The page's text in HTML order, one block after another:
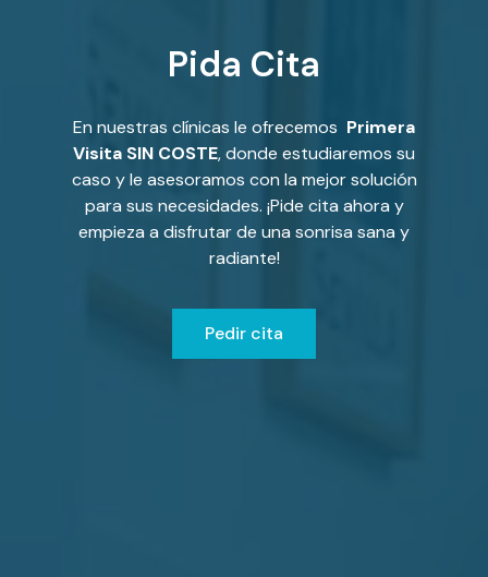
Pida Cita
En nuestras clínicas le ofrecemos Primera
Visita SIN COSTE, donde estudiaremos su
caso y le asesoramos con la mejor solución
para sus necesidades. ¡Pide cita ahora y
empieza a disfrutar de una sonrisa sana y
radiante!
Pedir cita